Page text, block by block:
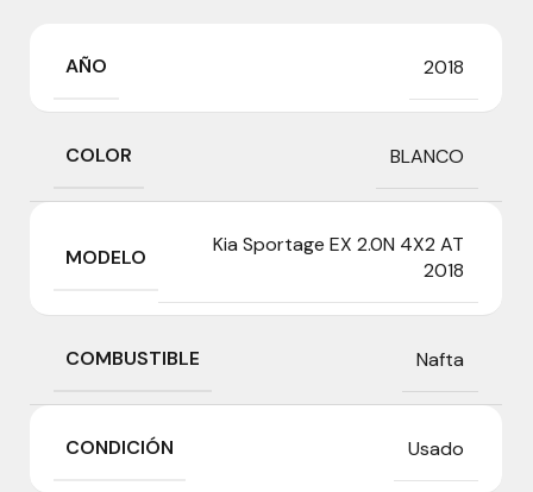
AÑO 2018
COLOR BLANCO
MODELO
Kia Sportage EX 2.0N 4X2 AT
2018
COMBUSTIBLE Nafta
CONDICIÓN Usado